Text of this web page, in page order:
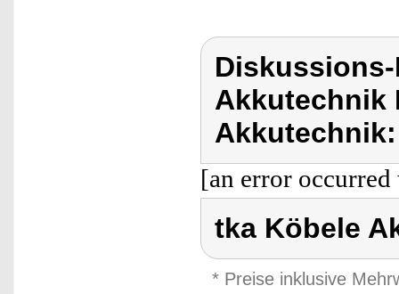
Akkutechnik
Akkutechnik:
[an error
tka Köbele
* Preise inklusive